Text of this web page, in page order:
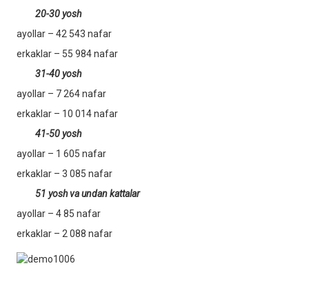
20-30 yosh
ayollar – 42 543 nafar
erkaklar – 55 984 nafar
31-40 yosh
ayollar – 7 264 nafar
erkaklar – 10 014 nafar
41-50 yosh
ayollar – 1 605 nafar
erkaklar – 3 085 nafar
51 yosh va undan kattalar
ayollar – 4 85 nafar
erkaklar – 2 088 nafar